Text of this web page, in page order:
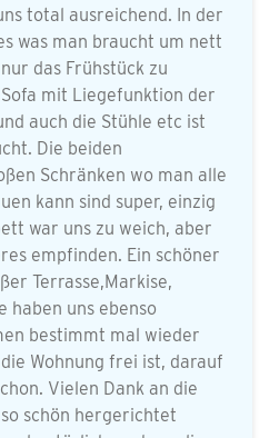
total ausreichend. In der
was man braucht um nett
das Frühstück zu
mit Liegefunktion der
auch die Stühle etc ist
Die beiden
Schränken wo man alle
kann sind super, einzig
war uns zu weich, aber
empfinden. Ein schöner
Terrasse,Markise,
haben uns ebenso
bestimmt mal wieder
Wohnung frei ist, darauf
Vielen Dank an die
schön hergerichtet